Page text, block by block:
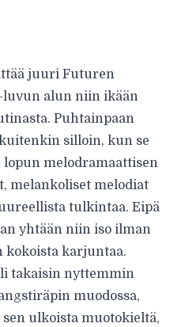
juuri Futuren
luvun alun niin ikään
Puhtainpaan
silloin, kun se
melodramaattisen
melankoliset melodiat
tulkintaa. Eipä
yhtään niin iso ilman
kokoista karjuntaa.
takaisin nyttemmin
muodossa,
sen ulkoista muotokieltä,